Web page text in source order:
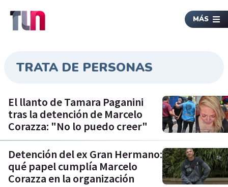
MÁS
TRATA DE PERSONAS
El llanto de Tamara Paganini
tras la detención de Marcelo
Corazza: "No lo puedo creer"
Detención del ex Gran Hermano:
qué papel cumplía Marcelo
Corazza en la organización